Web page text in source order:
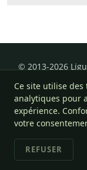
© 2013-2026
Ce site utilise des
analytiques pour
expérience.
votre
REFUSER